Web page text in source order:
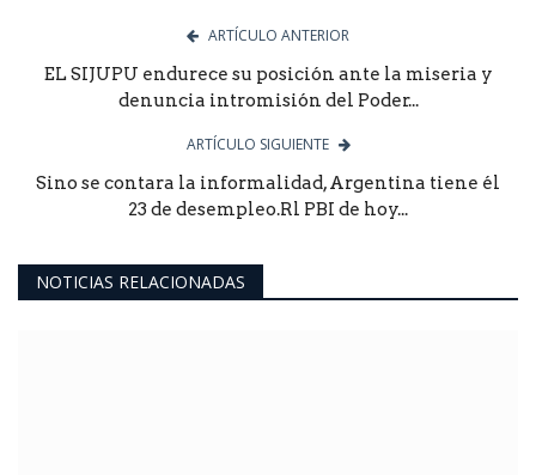
ARTÍCULO ANTERIOR
EL SIJUPU endurece su posición ante la miseria y
denuncia intromisión del Poder...
ARTÍCULO SIGUIENTE
Sino se contara la informalidad, Argentina tiene él
23 de desempleo.Rl PBI de hoy...
NOTICIAS RELACIONADAS